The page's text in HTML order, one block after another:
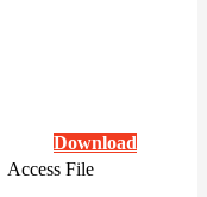
Download
Access File